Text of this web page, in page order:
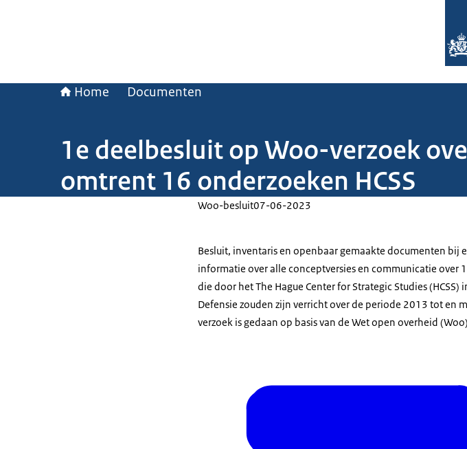
Home Documenten
1e deelbesluit op Woo-verzoek
omtrent 16 onderzoeken HCSS
Woo-besluit07-06-2023
Besluit, inventaris en openbaar gemaakte documenten bij
informatie over alle conceptversies en communicatie over
die door het The Hague Center for Strategic Studies (HCSS)
Defensie zouden zijn verricht over de periode 2013 tot en
verzoek is gedaan op basis van de Wet open overheid